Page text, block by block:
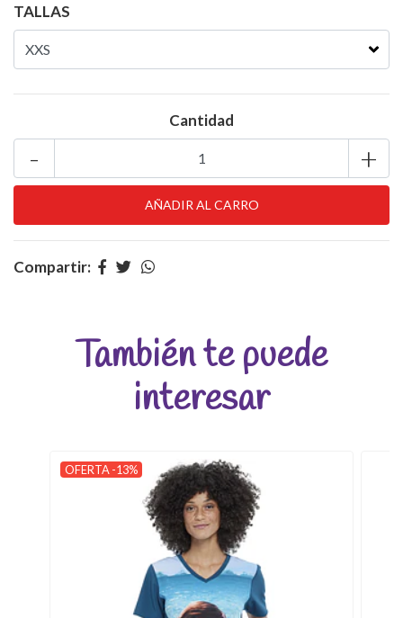
TALLAS
Cantidad
+
-
Compartir:
También te puede
interesar
OFERTA -13%